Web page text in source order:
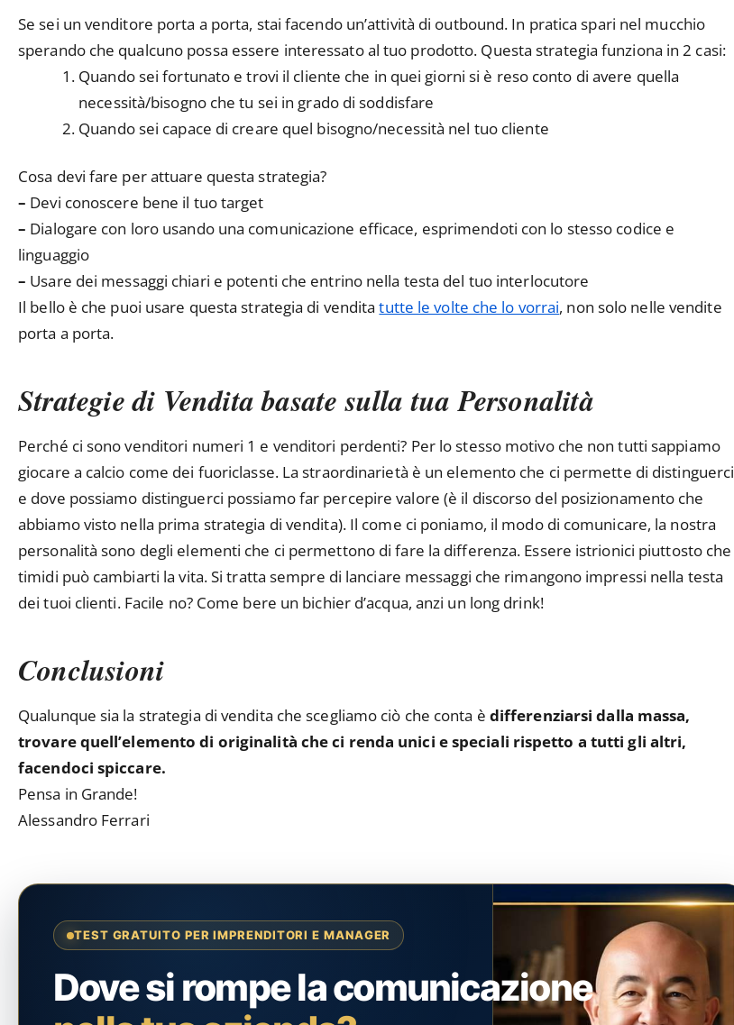
Se sei un venditore porta a porta, stai facendo un’attività di outbound. In pratica spari nel mucchio
sperando che qualcuno possa essere interessato al tuo prodotto. Questa strategia funziona in 2 casi:
Quando sei fortunato e trovi il cliente che in quei giorni si è reso conto di avere quella
necessità/bisogno che tu sei in grado di soddisfare
Quando sei capace di creare quel bisogno/necessità nel tuo cliente
Cosa devi fare per attuare questa strategia?
– Devi conoscere bene il tuo target
– Dialogare con loro usando una comunicazione efficace, esprimendoti con lo stesso codice e
linguaggio
– Usare dei messaggi chiari e potenti che entrino nella testa del tuo interlocutore
Il bello è che puoi usare questa strategia di venditatutte le volte che lo vorrai, non solo nelle vendite
porta a porta.
Strategie di Vendita basate sulla tua Personalità
Perché ci sono venditori numeri 1 e venditori perdenti? Per lo stesso motivo che non tutti sappiamo
giocare a calcio come dei fuoriclasse. La straordinarietà è un elemento che ci permette di distinguerci
e dove possiamo distinguerci possiamo far percepire valore (è il discorso del posizionamento che
abbiamo visto nella prima strategia di vendita). Il come ci poniamo, il modo di comunicare, la nostra
personalità sono degli elementi che ci permettono di fare la differenza. Essere istrionici piuttosto che
timidi può cambiarti la vita. Si tratta sempre di lanciare messaggi che rimangono impressi nella testa
dei tuoi clienti. Facile no? Come bere un bichier d’acqua, anzi un long drink!
Conclusioni
Qualunque sia la strategia di vendita che scegliamo ciò che conta è differenziarsi dalla massa,
trovare quell’elemento di originalità che ci renda unici e speciali rispetto a tutti gli altri,
facendoci spiccare.
Pensa in Grande!
Alessandro Ferrari
TEST GRATUITO PER IMPRENDITORI E MANAGER
Dove si rompe la comunicazione